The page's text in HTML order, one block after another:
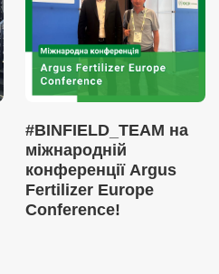
#BINFIELD_TEAM на
міжнародній
конференції Argus
Fertilizer Europe
Conference!